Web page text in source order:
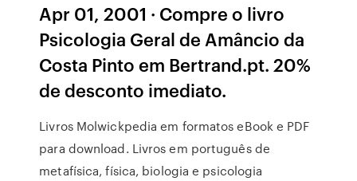
Apr 01, 2001 · Compre o livro
Psicologia Geral de Amâncio da
Costa Pinto em Bertrand.pt. 20%
de desconto imediato.
Livros Molwickpedia em formatos eBook e PDF
para download. Livros em português de
metafísica, física, biologia e psicologia